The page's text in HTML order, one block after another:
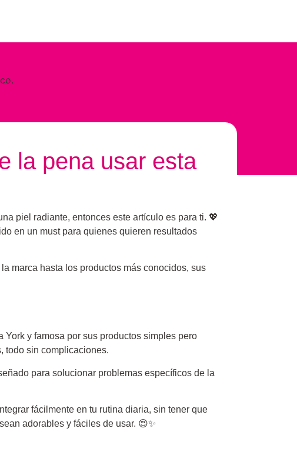
la pena usar esta
piel radiante, entonces este artículo es para ti. 💖
en un must para quienes quieren resultados
marca hasta los productos más conocidos, sus
y famosa por sus productos simples pero
todo sin complicaciones.
para solucionar problemas específicos de la
fácilmente en tu rutina diaria, sin tener que
adorables y fáciles de usar. 😍✨